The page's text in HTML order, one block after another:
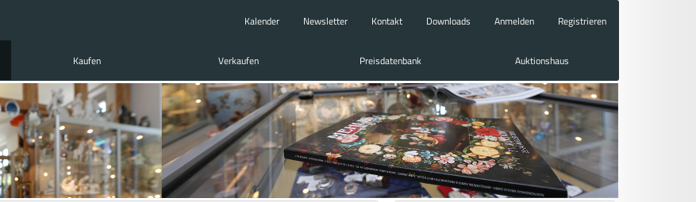
Kalender Newsletter Kontakt Downloads Anmelden Registrieren
Kaufen Verkaufen Preisdatenbank Auktionshaus